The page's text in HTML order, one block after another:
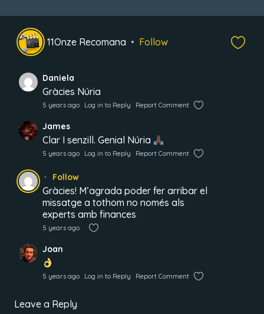
11Onze Recomana Follow
Daniela
Gràcies Núria
5 years ago Log in to Reply Report Comment
James
Clar I senzill. Genial Núria
5 years ago Log in to Reply Report Comment
Follow
Gràcies! M’agrada poder fer arribar el
missatge a tothom no només als
experts amb finances
5 years ago
Joan
5 years ago Log in to Reply Report Comment
Leave a Reply